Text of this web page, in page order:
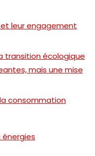
leur engagement
transition écologique
mais une mise
la consommation
énergies